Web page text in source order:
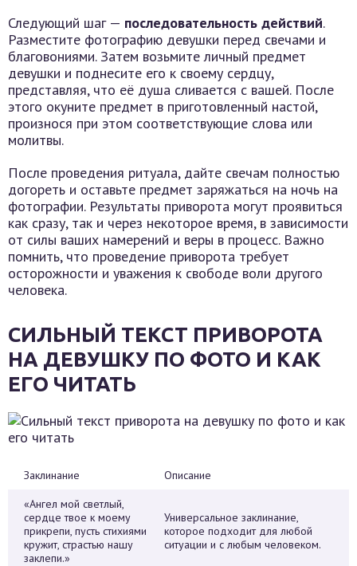
Следующий шаг — последовательность действий.
Разместите фотографию девушки перед свечами и
благовониями. Затем возьмите личный предмет
девушки и поднесите его к своему сердцу,
представляя, что её душа сливается с вашей. После
этого окуните предмет в приготовленный настой,
произнося при этом соответствующие слова или
молитвы.
После проведения ритуала, дайте свечам полностью
догореть и оставьте предмет заряжаться на ночь на
фотографии. Результаты приворота могут проявиться
как сразу, так и через некоторое время, в зависимости
от силы ваших намерений и веры в процесс. Важно
помнить, что проведение приворота требует
осторожности и уважения к свободе воли другого
человека.
СИЛЬНЫЙ ТЕКСТ ПРИВОРОТА
НА ДЕВУШКУ ПО ФОТО И КАК
ЕГО ЧИТАТЬ
Заклинание
Описание
«Ангел мой светлый,
сердце твое к моему
прикрепи, пусть стихиями
кружит, страстью нашу
заклепи.»
Универсальное заклинание,
которое подходит для любой
ситуации и с любым человеком.